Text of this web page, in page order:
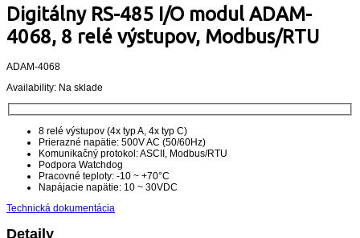
Digitálny RS-485 I/O modul ADAM-
4068, 8 relé výstupov, Modbus/RTU
ADAM-4068
Availability: Na sklade
8 relé výstupov (4x typ A, 4x typ C)
Prierazné napätie: 500V AC (50/60Hz)
Komunikačný protokol: ASCII, Modbus/RTU
Podpora Watchdog
Pracovné teploty: -10 ~ +70°C
Napájacie napätie: 10 ~ 30VDC
Technická dokumentácia
Detaily